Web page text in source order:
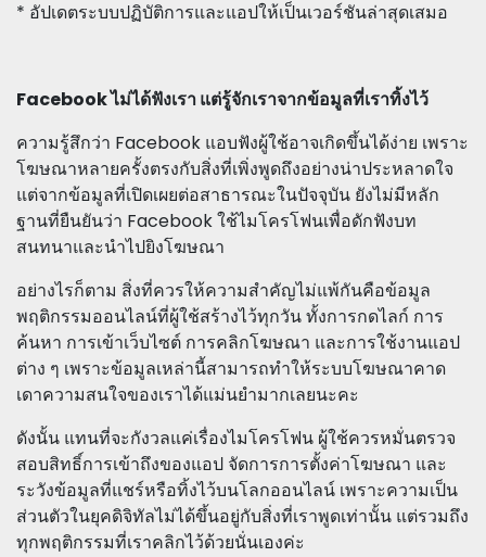
* อัปเดตระบบปฏิบัติการและแอปให้เป็นเวอร์ชันล่าสุดเสมอ
Facebook ไม่ได้ฟังเรา แต่รู้จักเราจากข้อมูลที่เราทิ้งไว้
ความรู้สึกว่า Facebook แอบฟังผู้ใช้อาจเกิดขึ้นได้ง่าย เพราะ
โฆษณาหลายครั้งตรงกับสิ่งที่เพิ่งพูดถึงอย่างน่าประหลาดใจ
แต่จากข้อมูลที่เปิดเผยต่อสาธารณะในปัจจุบัน ยังไม่มีหลัก
ฐานที่ยืนยันว่า Facebook ใช้ไมโครโฟนเพื่อดักฟังบท
สนทนาและนำไปยิงโฆษณา
อย่างไรก็ตาม สิ่งที่ควรให้ความสำคัญไม่แพ้กันคือข้อมูล
พฤติกรรมออนไลน์ที่ผู้ใช้สร้างไว้ทุกวัน ทั้งการกดไลก์ การ
ค้นหา การเข้าเว็บไซต์ การคลิกโฆษณา และการใช้งานแอป
ต่าง ๆ เพราะข้อมูลเหล่านี้สามารถทำให้ระบบโฆษณาคาด
เดาความสนใจของเราได้แม่นยำมากเลยนะคะ
ดังนั้น แทนที่จะกังวลแค่เรื่องไมโครโฟน ผู้ใช้ควรหมั่นตรวจ
สอบสิทธิ์การเข้าถึงของแอป จัดการการตั้งค่าโฆษณา และ
ระวังข้อมูลที่แชร์หรือทิ้งไว้บนโลกออนไลน์ เพราะความเป็น
ส่วนตัวในยุคดิจิทัลไม่ได้ขึ้นอยู่กับสิ่งที่เราพูดเท่านั้น แต่รวมถึง
ทุกพฤติกรรมที่เราคลิกไว้ด้วยนั่นเองค่ะ